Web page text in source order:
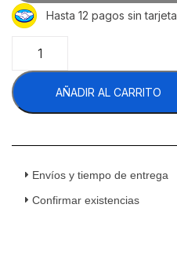
Hasta 12 pagos sin tarjeta
APTM-
27-
12
HC
Refrigerada
Preparación
AÑADIR AL CARRITO
Envíos y tiempo de entrega
Confirmar existencias